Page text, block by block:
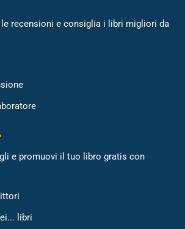
recensioni e consiglia i libri migliori da
e promuovi il tuo libro gratis con
libri